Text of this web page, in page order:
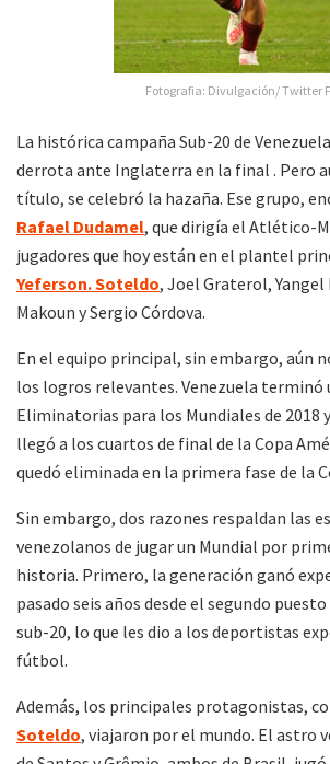
Fotografia: Divulgación/ Twitter
La histórica campaña Sub-20 de
derrota ante Inglaterra en la final . Pero
título, se celebró la hazaña. Ese grupo,
Rafael Dudamel, que dirigía el Atlético-
jugadores que hoy están en el plantel
Yeferson. Soteldo, Joel Graterol,
Makoun y Sergio Córdova.
En el equipo principal, sin embargo, aún
los logros relevantes. Venezuela terminó
Eliminatorias para los Mundiales de 2018
llegó a los cuartos de final de la Copa
quedó eliminada en la primera fase de la
Sin embargo, dos razones respaldan las
venezolanos de jugar un Mundial por
historia. Primero, la generación ganó
pasado seis años desde el segundo
sub-20, lo que les dio a los deportistas
fútbol.
Además, los principales protagonistas,
Soteldo, viajaron por el mundo. El astro